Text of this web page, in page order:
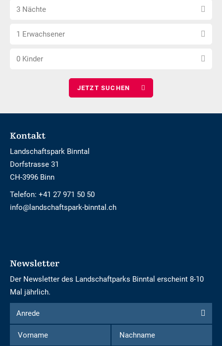
wählen
Anzahl
wählen
3 Nächte
Anzahl
wählen
1 Erwachsener
Anzahl
0 Kinder
Footer
Kontakt
Landschaftspark Binntal
Dorfstrasse 31
CH-3996 Binn
Telefon: +41 27 971 50 50
info@landschaftspark-binntal.ch
Newsletter
Der Newsletter des Landschaftparks Binntal erscheint 8-10
Mal jährlich.
Formular
um
sich
Anrede
Anrede
Vorname
Nachname